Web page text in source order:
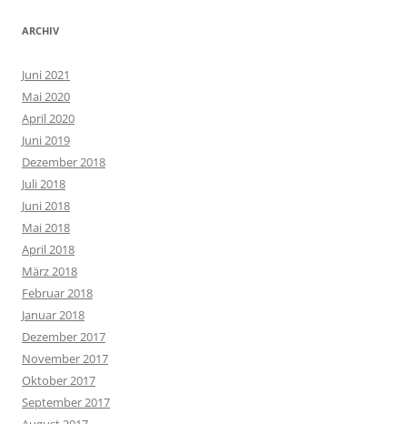
ARCHIV
Juni 2021
Mai 2020
April 2020
Juni 2019
Dezember 2018
Juli 2018
Juni 2018
Mai 2018
April 2018
März 2018
Februar 2018
Januar 2018
Dezember 2017
November 2017
Oktober 2017
September 2017